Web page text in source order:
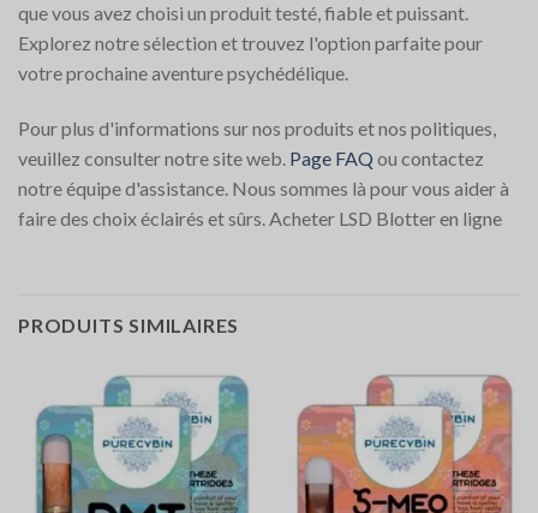
que vous avez choisi un produit testé, fiable et puissant.
Explorez notre sélection et trouvez l'option parfaite pour
votre prochaine aventure psychédélique.
Pour plus d'informations sur nos produits et nos politiques,
veuillez consulter notre site web. Page FAQ ou contactez
notre équipe d'assistance. Nous sommes là pour vous aider à
faire des choix éclairés et sûrs. Acheter LSD Blotter en ligne
PRODUITS SIMILAIRES